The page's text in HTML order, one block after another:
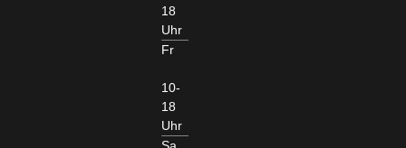
18
Uhr
Fr
10-
18
Uhr